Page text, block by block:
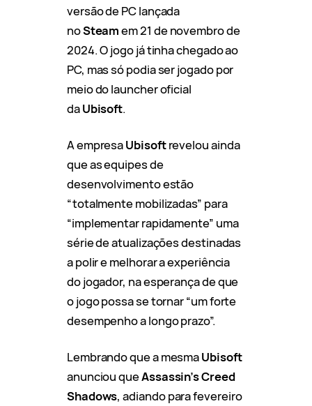
versão de PC lançada
noSteamem 21 de novembro de
2024. O jogo já tinha chegado ao
PC, mas só podia ser jogado por
meio do launcher oficial
daUbisoft.
A empresaUbisoftrevelou ainda
que as equipes de
desenvolvimento estão
“totalmente mobilizadas” para
“implementar rapidamente” uma
série de atualizações destinadas
a polir e melhorar a experiência
do jogador, na esperança de que
o jogo possa se tornar “um forte
desempenho a longo prazo”.
Lembrando que a mesmaUbisoft
anunciou queAssassin’s Creed
Shadows, adiando para fevereiro